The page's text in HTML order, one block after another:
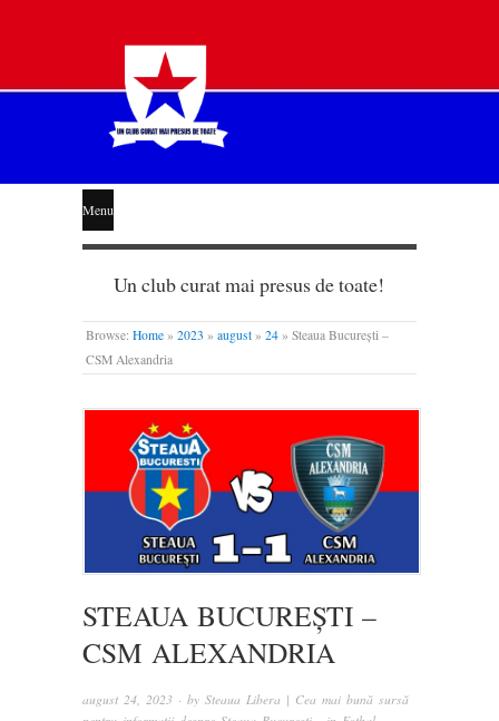
STEAUA
LIBERĂ
Menu
Un club curat mai presus de toate!
Browse: Home » 2023 » august » 24 » Steaua București –
CSM Alexandria
STEAUA BUCUREȘTI –
CSM ALEXANDRIA
august 24, 2023 · by Steaua Libera | Cea mai bună sursă